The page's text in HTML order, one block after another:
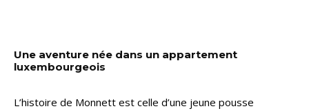
Une aventure née dans un appartement
luxembourgeois
L’histoire de Monnett est celle d’une jeune pousse